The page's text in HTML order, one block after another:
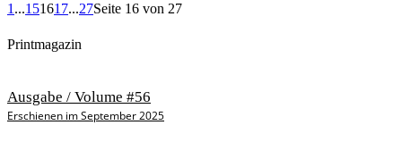
1 ...151617...27Seite 16 von 27
Printmagazin
Ausgabe / Volume #56
Erschienen im September 2025